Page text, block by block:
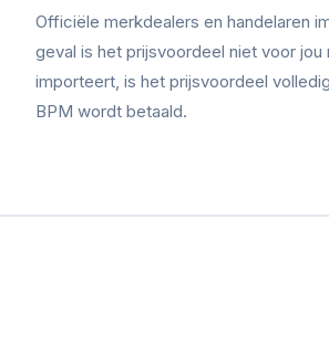
Officiële merkdealers en handelaren
geval is het prijsvoordeel niet voor
importeert, is het prijsvoordeel
BPM wordt betaald.